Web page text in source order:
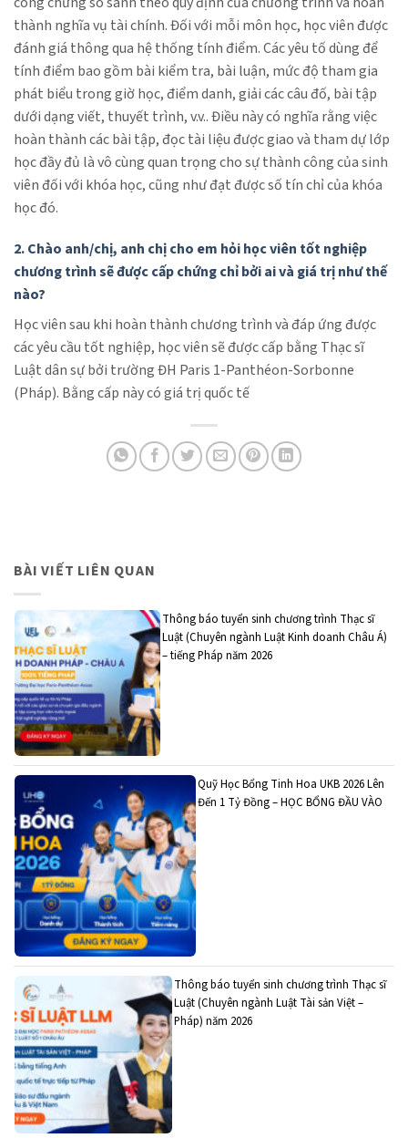
thành nghĩa vụ tài chính. Đối với mỗi môn học, học viên được
đánh giá thông qua hệ thống tính điểm. Các yêu tố dùng để
tính điểm bao gồm bài kiểm tra, bài luận, mức độ tham gia
phát biểu trong giờ học, điểm danh, giải các câu đố, bài tập
dưới dạng viết, thuyết trình, v.v.. Điều này có nghĩa rằng việc
hoàn thành các bài tập, đọc tài liệu được giao và tham dự lớp
học đầy đủ là vô cùng quan trọng cho sự thành công của sinh
viên đối với khóa học, cũng như đạt được số tín chỉ của khóa
học đó.
2. Chào anh/chị, anh chị cho em hỏi học viên tốt nghiệp
chương trình sẽ được cấp chứng chỉ bởi ai và giá trị như thế
nào?
Học viên sau khi hoàn thành chương trình và đáp ứng được
các yêu cầu tốt nghiệp, học viên sẽ được cấp bằng Thạc sĩ
Luật dân sự bởi trường ĐH Paris 1-Panthéon-Sorbonne
(Pháp). Bằng cấp này có giá trị quốc tế
BÀI VIẾT LIÊN QUAN
Thông báo tuyển sinh chương trình Thạc sĩ
Luật (Chuyên ngành Luật Kinh doanh Châu Á)
– tiếng Pháp năm 2026
Quỹ Học Bổng Tinh Hoa UKB 2026 Lên
Đến 1 Tỷ Đồng – HỌC BỔNG ĐẦU VÀO
Thông báo tuyển sinh chương trình Thạc sĩ
Luật (Chuyên ngành Luật Tài sản Việt –
Pháp) năm 2026